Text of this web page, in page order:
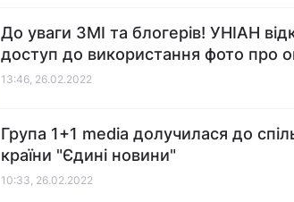
До уваги ЗМІ та блогерів! УНІАН
доступ до використання фото про
13:46, 26.02.2022
Група 1+1 media долучилася до
країни "Єдині новини"
10:33, 26.02.2022